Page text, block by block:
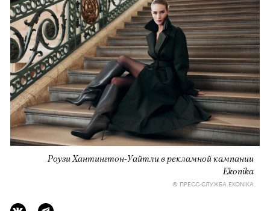
Роузи Хантингтон-Уайтли в рекламной кампании
Ekonika
© ПРЕСС-СЛУЖБА EKONIKA